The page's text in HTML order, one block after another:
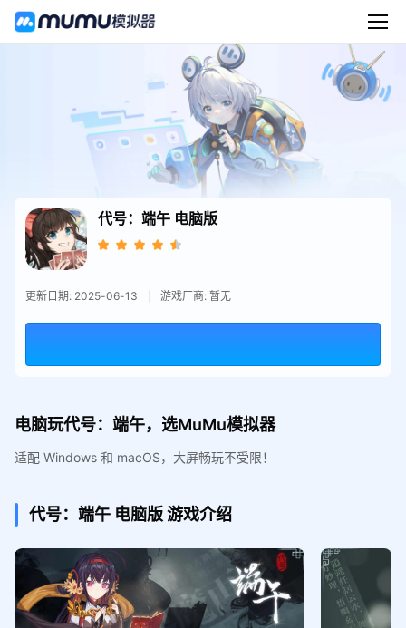
代号：端午 电脑版
更新日期: 2025-06-13 游戏厂商: 暂无
电脑玩代号：端午，选MuMu模拟器
适配 Windows 和 macOS，大屏畅玩不受限！
代号：端午 电脑版游戏介绍